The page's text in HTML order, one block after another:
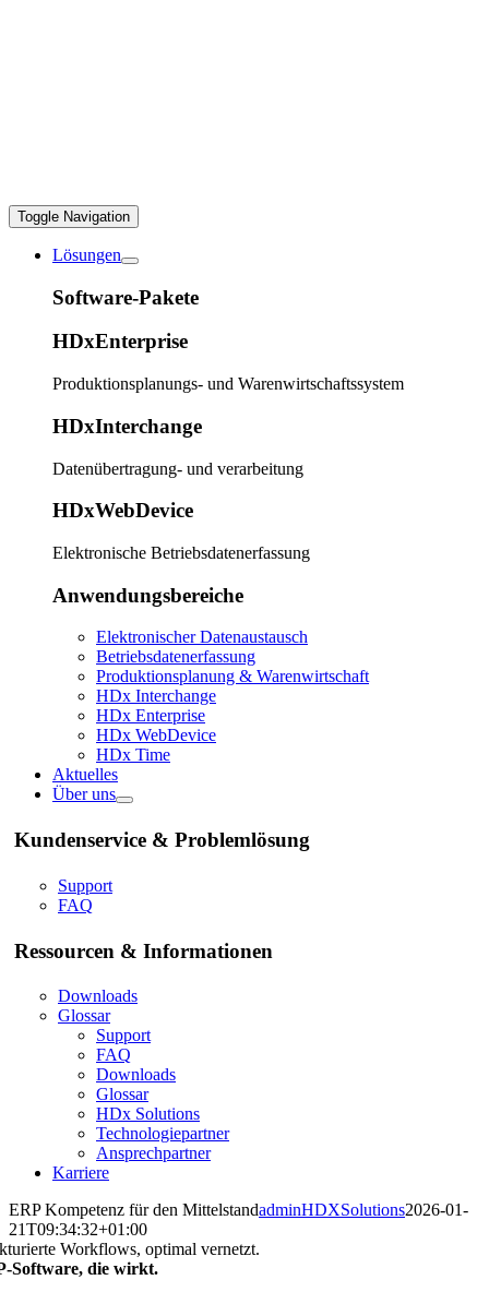
Toggle Navigation
Lösungen
Software-Pakete
HDxEnterprise
Produktionsplanungs- und Warenwirtschaftssystem
HDxInterchange
Datenübertragung- und verarbeitung
HDxWebDevice
Elektronische Betriebsdatenerfassung
Anwendungsbereiche
Elektronischer Datenaustausch
Betriebsdatenerfassung
Produktionsplanung & Warenwirtschaft
HDx Interchange
HDx Enterprise
HDx WebDevice
HDx Time
Aktuelles
Über uns
Kundenservice & Problemlösung
Support
FAQ
Ressourcen & Informationen
Downloads
Glossar
Support
FAQ
Downloads
Glossar
HDx Solutions
Technologiepartner
Ansprechpartner
Karriere
ERP Kompetenz für den MittelstandadminHDXSolutions2026-01-
21T09:34:32+01:00
Workflows, optimal vernetzt.
Software, die wirkt.